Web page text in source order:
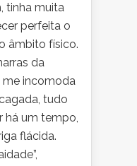
tinha muita
perfeita o
âmbito físico.
da
me incomoda
tudo
há um tempo,
flácida.